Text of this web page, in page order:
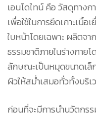
เอนโดไทน์ คือ วัสดุทาง
เพื่อใช้ในการยึดเกาะเนื้
ใบหน้าโดยเฉพาะ ผลิตจ
ธรรมชาติภายในร่างกาย
ลักษณะเป็นหมุดขนาดเล็
ผิวให้สม่ำเสมอทั่วทั้งบริ
ก่อนที่จะมีการนำนวัตกร